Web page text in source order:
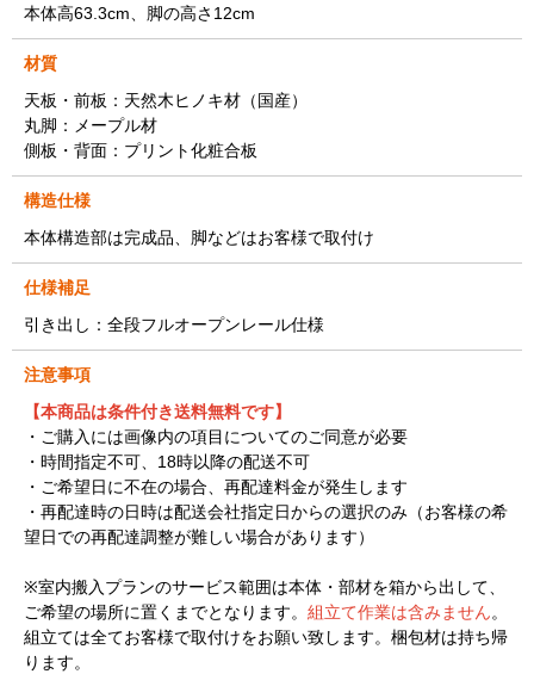
本体高63.3cm、脚の高さ12cm
材質
天板・前板：天然木ヒノキ材（国産）
丸脚：メープル材
側板・背面：プリント化粧合板
構造仕様
本体構造部は完成品、脚などはお客様で取付け
仕様補足
引き出し：全段フルオープンレール仕様
注意事項
【本商品は条件付き送料無料です】
・ご購入には画像内の項目についてのご同意が必要
・時間指定不可、18時以降の配送不可
・ご希望日に不在の場合、再配達料金が発生します
・再配達時の日時は配送会社指定日からの選択のみ（お客様の希
望日での再配達調整が難しい場合があります）
※室内搬入プランのサービス範囲は本体・部材を箱から出して、
ご希望の場所に置くまでとなります。 組立て作業は含みません。
組立ては全てお客様で取付けをお願い致します。梱包材は持ち帰
ります。